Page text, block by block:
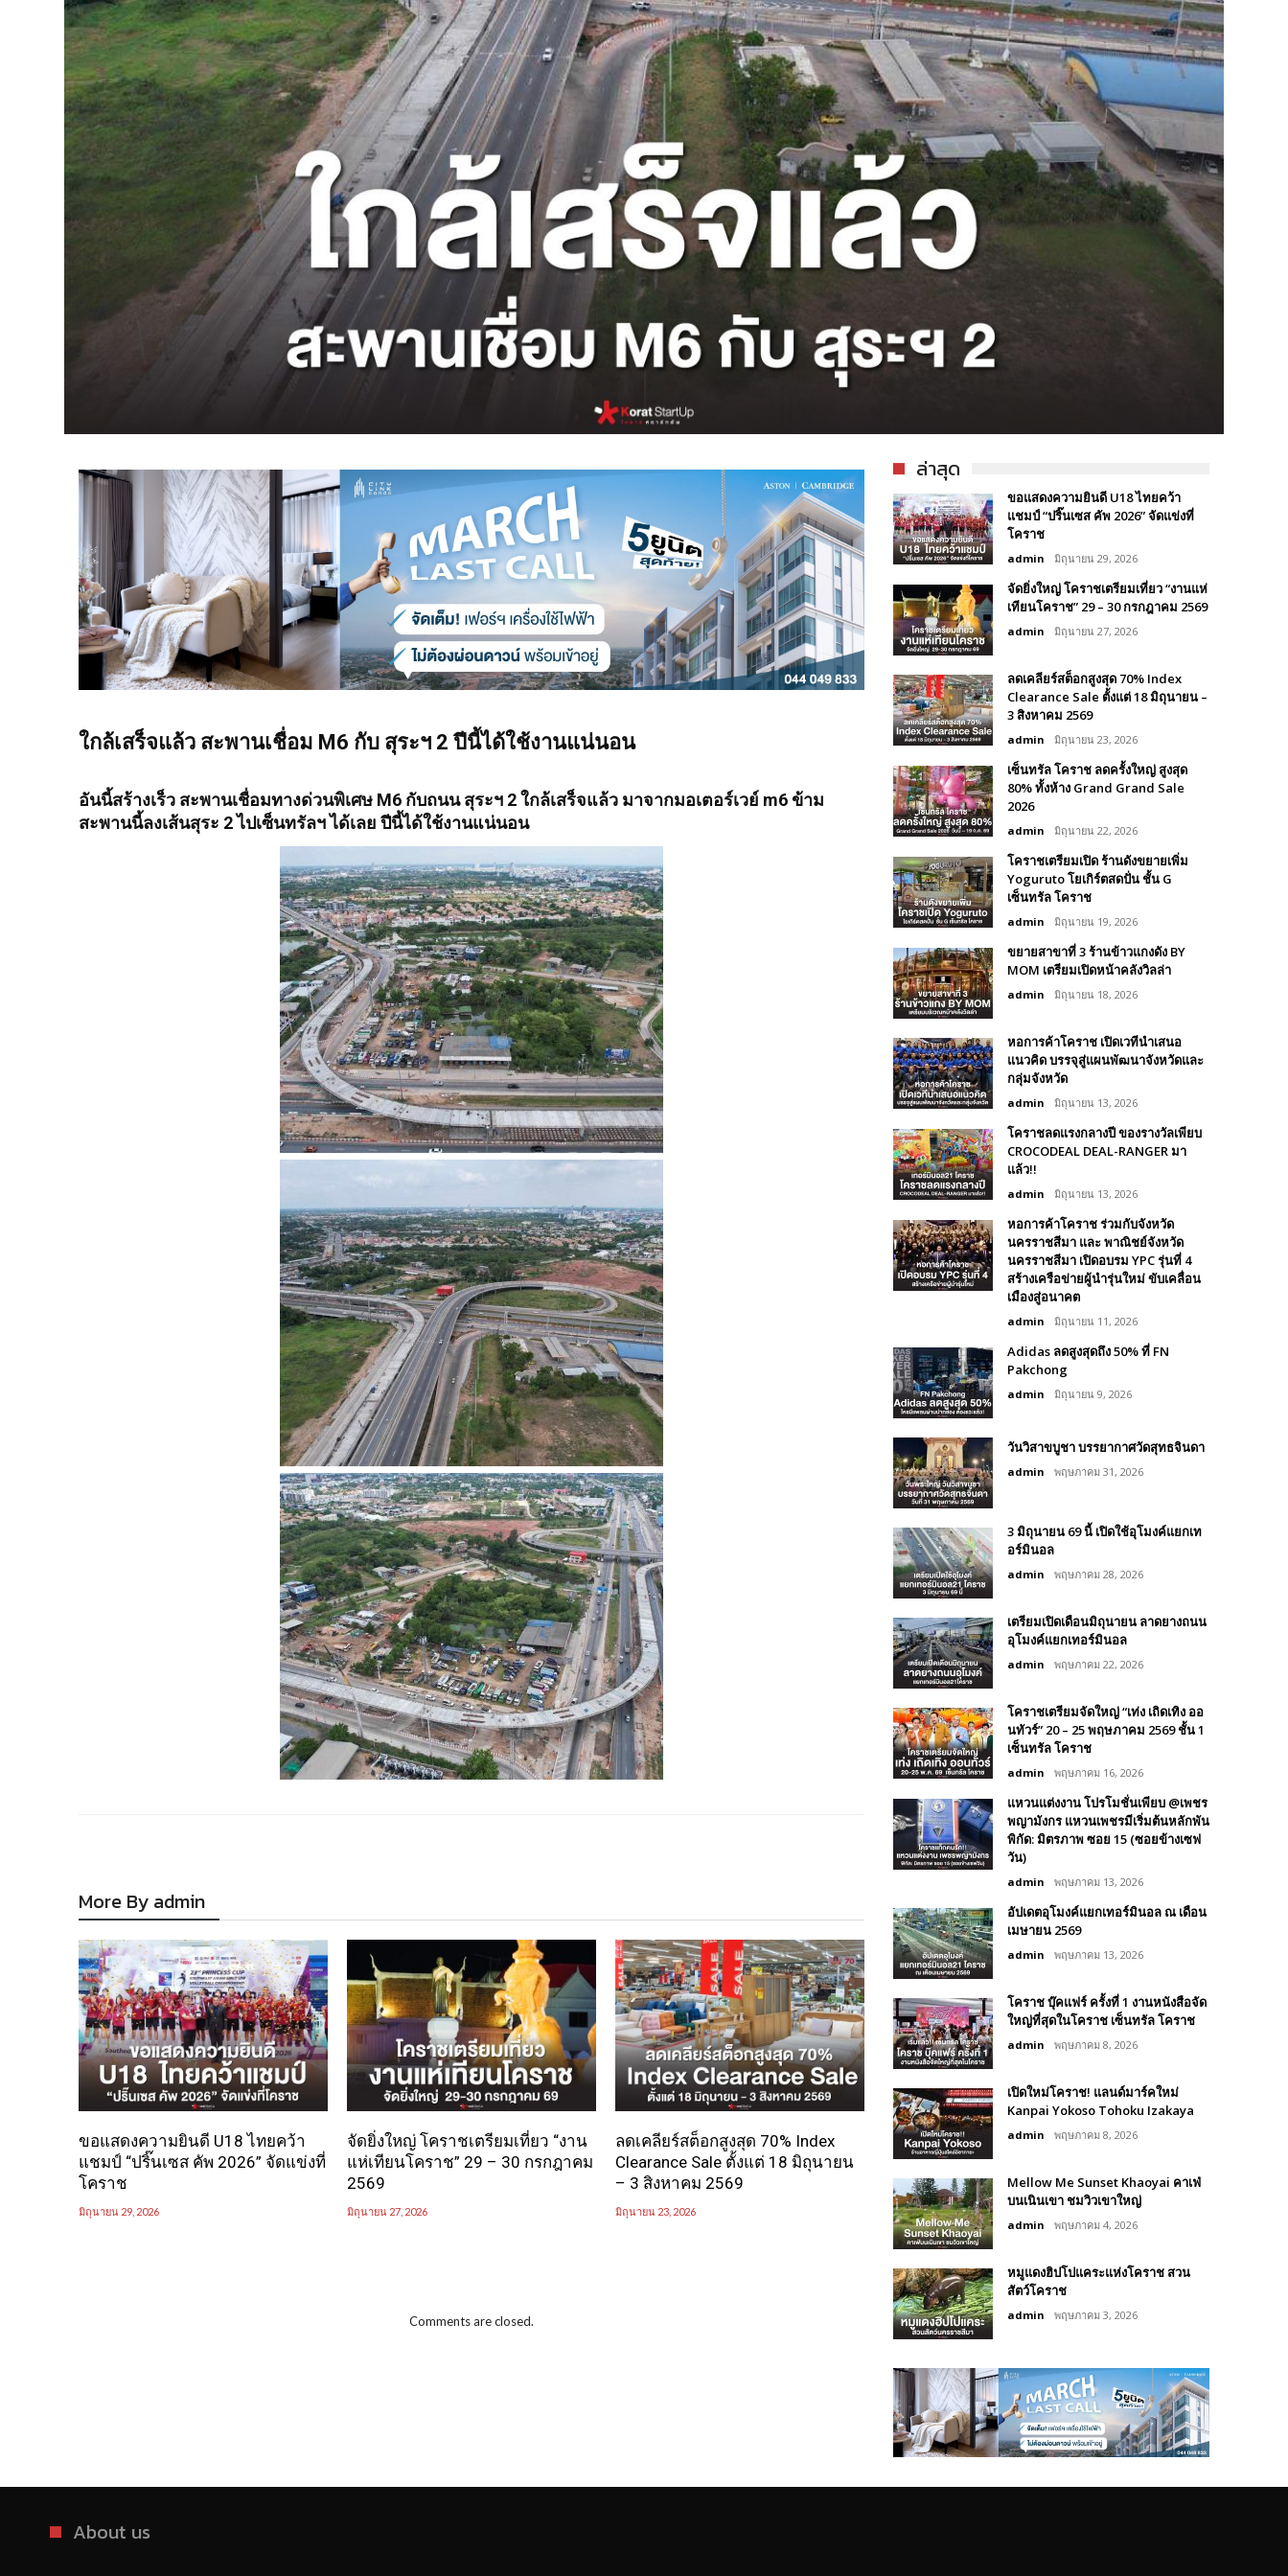
ใกล้เสร็จแล้ว สะพานเชื่อม M6 กับ สุระฯ 2 ปีนี้ได้ใช้งานแน่นอน
อันนี้สร้างเร็ว สะพานเชื่อมทางด่วนพิเศษ M6 กับถนน สุระฯ 2 ใกล้เสร็จแล้ว มาจากมอเตอร์เวย์ m6 ข้าม
สะพานนี้ลงเส้นสุระ 2 ไปเซ็นทรัลฯ ได้เลย ปีนี้ได้ใช้งานแน่นอน
More By admin
ขอแสดงความยินดี U18 ไทยคว้า
แชมป์ “ปริ๊นเซส คัพ 2026” จัดแข่งที่
โคราช
มิถุนายน 29, 2026
จัดยิ่งใหญ่ โคราชเตรียมเที่ยว “งาน
แห่เทียนโคราช” 29 – 30 กรกฎาคม
2569
มิถุนายน 27, 2026
ลดเคลียร์สต็อกสูงสุด 70% Index
Clearance Sale ตั้งแต่ 18 มิถุนายน
– 3 สิงหาคม 2569
มิถุนายน 23, 2026
Comments are closed.
ล่าสุด
ขอแสดงความยินดี U18 ไทยคว้า
แชมป์ “ปริ๊นเซส คัพ 2026” จัดแข่งที่
โคราช
admin มิถุนายน 29, 2026
จัดยิ่งใหญ่ โคราชเตรียมเที่ยว “งานแห่
เทียนโคราช” 29 – 30 กรกฎาคม 2569
admin มิถุนายน 27, 2026
ลดเคลียร์สต็อกสูงสุด 70% Index
Clearance Sale ตั้งแต่ 18 มิถุนายน –
3 สิงหาคม 2569
admin มิถุนายน 23, 2026
เซ็นทรัล โคราช ลดครั้งใหญ่ สูงสุด
80% ทั้งห้าง Grand Grand Sale
2026
admin มิถุนายน 22, 2026
โคราชเตรียมเปิด ร้านดังขยายเพิ่ม
Yoguruto โยเกิร์ตสดปั่น ชั้น G
เซ็นทรัล โคราช
admin มิถุนายน 19, 2026
ขยายสาขาที่ 3 ร้านข้าวแกงดัง BY
MOM เตรียมเปิดหน้าคลังวิลล่า
admin มิถุนายน 18, 2026
หอการค้าโคราช เปิดเวทีนำเสนอ
แนวคิด บรรจุสู่แผนพัฒนาจังหวัดและ
กลุ่มจังหวัด
admin มิถุนายน 13, 2026
โคราชลดแรงกลางปี ของรางวัลเพียบ
CROCODEAL DEAL-RANGER มา
แล้ว!!
admin มิถุนายน 13, 2026
หอการค้าโคราช ร่วมกับจังหวัด
นครราชสีมา และ พาณิชย์จังหวัด
นครราชสีมา เปิดอบรม YPC รุ่นที่ 4
สร้างเครือข่ายผู้นำรุ่นใหม่ ขับเคลื่อน
เมืองสู่อนาคต
admin มิถุนายน 11, 2026
Adidas ลดสูงสุดถึง 50% ที่ FN
Pakchong
admin มิถุนายน 9, 2026
วันวิสาขบูชา บรรยากาศวัดสุทธจินดา
admin พฤษภาคม 31, 2026
3 มิถุนายน 69 นี้ เปิดใช้อุโมงค์แยกเท
อร์มินอล
admin พฤษภาคม 28, 2026
เตรียมเปิดเดือนมิถุนายน ลาดยางถนน
อุโมงค์แยกเทอร์มินอล
admin พฤษภาคม 22, 2026
โคราชเตรียมจัดใหญ่ “เท่ง เถิดเทิง ออ
นทัวร์” 20 – 25 พฤษภาคม 2569 ชั้น 1
เซ็นทรัล โคราช
admin พฤษภาคม 16, 2026
แหวนแต่งงาน โปรโมชั่นเพียบ @เพชร
พญามังกร แหวนเพชรมีเริ่มต้นหลักพัน
พิกัด: มิตรภาพ ซอย 15 (ซอยข้างเซฟ
วัน)
admin พฤษภาคม 13, 2026
อัปเดตอุโมงค์แยกเทอร์มินอล ณ เดือน
เมษายน 2569
admin พฤษภาคม 13, 2026
โคราช บุ๊คแฟร์​ ครั้งที่​ 1 งานหนังสือจัด
ใหญ่ที่สุดในโคราช เซ็นทรัล โคราช
admin พฤษภาคม 8, 2026
เปิดใหม่โคราช! แลนด์มาร์คใหม่
Kanpai Yokoso Tohoku Izakaya
admin พฤษภาคม 8, 2026
Mellow Me Sunset Khaoyai คาเฟ่
บนเนินเขา ชมวิวเขาใหญ่
admin พฤษภาคม 4, 2026
หมูแดงฮิปโปแคระแห่งโคราช สวน
สัตว์โคราช
admin พฤษภาคม 3, 2026
About us